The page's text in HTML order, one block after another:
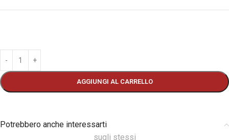
AGGIUNGI AL CARRELLO
Potrebbero anche interessarti
sugli stessi